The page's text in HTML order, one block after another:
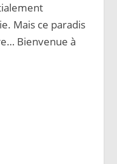
Mais ce paradis
Bienvenue à